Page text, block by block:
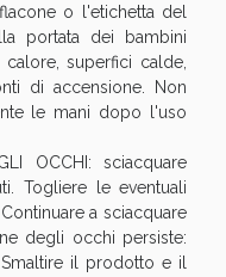
o l'etichetta del
portata dei bambini
superfici calde,
di accensione. Non
le mani dopo l'uso
OCCHI: sciacquare
Togliere le eventuali
a sciacquare
degli occhi persiste:
Smaltire il prodotto e il